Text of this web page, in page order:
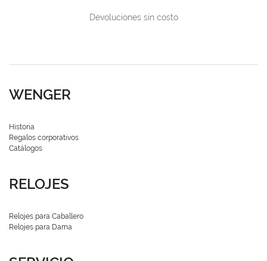
Devoluciones sin costo
WENGER
Historia
Regalos corporativos
Catálogos
RELOJES
Relojes para Caballero
Relojes para Dama